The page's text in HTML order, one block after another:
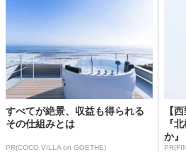
すべてが絶景、収益も得られる
その仕組みとは
PR(COCO VILLA on GOETHE)
【
『
か』